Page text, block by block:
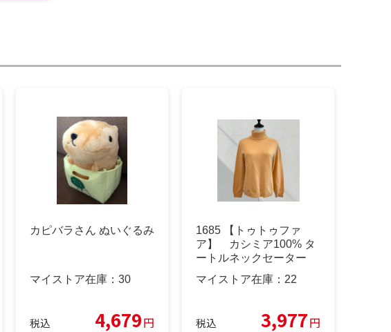
カピバラさん ぬいぐるみ
マイストア在庫： 30
税込 4,679円
1685 【トゥトゥファ
ア】 カシミア100% タ
ートルネックセーター
マイストア在庫： 22
税込 3,977円